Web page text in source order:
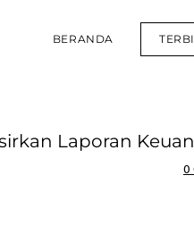
BERANDA
Laporan
0